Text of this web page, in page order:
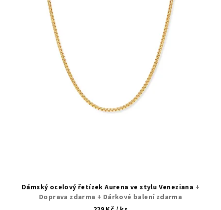
Dámský ocelový řetízek Aurena ve stylu Veneziana +
Doprava zdarma + Dárkové balení zdarma